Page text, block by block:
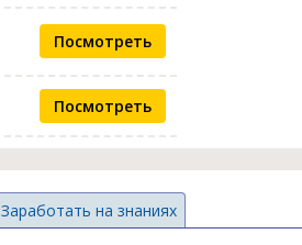
Посмотреть
Посмотреть
Заработать на знаниях